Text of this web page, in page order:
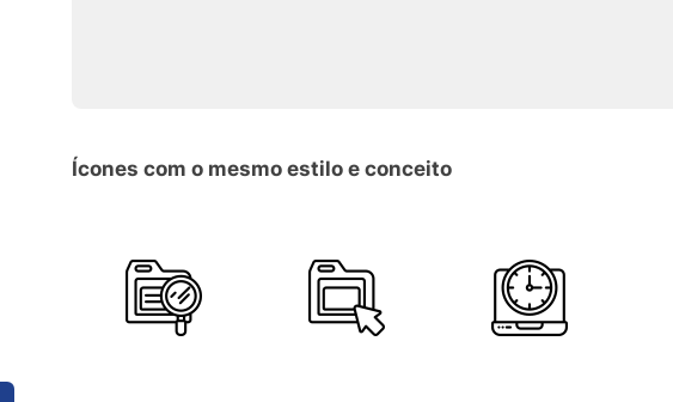
Ícones com o mesmo estilo e conceito